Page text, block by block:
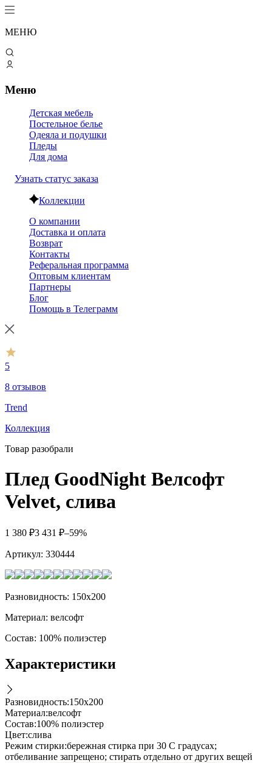
МЕНЮ
Меню
Детская мебель
Постельное белье
Одеяла и подушки
Пледы
Для дома
Узнать статус заказа
Коллекции
О компании
Доставка и оплата
Возврат
Контакты
Реферальная программа
Оптовым клиентам
Партнеры
Блог
Помощь в Телеграмм
5
8 отзывов
Trend
Коллекция
Товар разобрали
Плед GoodNight Велсофт
Velvet, слива
1 380 ₽3 431 ₽–59%
Артикул: 330444
Разновидность: 150х200
Материал: велсофт
Состав: 100% полиэстер
Характеристики
Разновидность:150х200
Материал:велсофт
Состав:100% полиэстер
Цвет:слива
Режим стирки:бережная стирка при 30 С градусах;
отбеливание запрещено; стирать отдельно от других вещей